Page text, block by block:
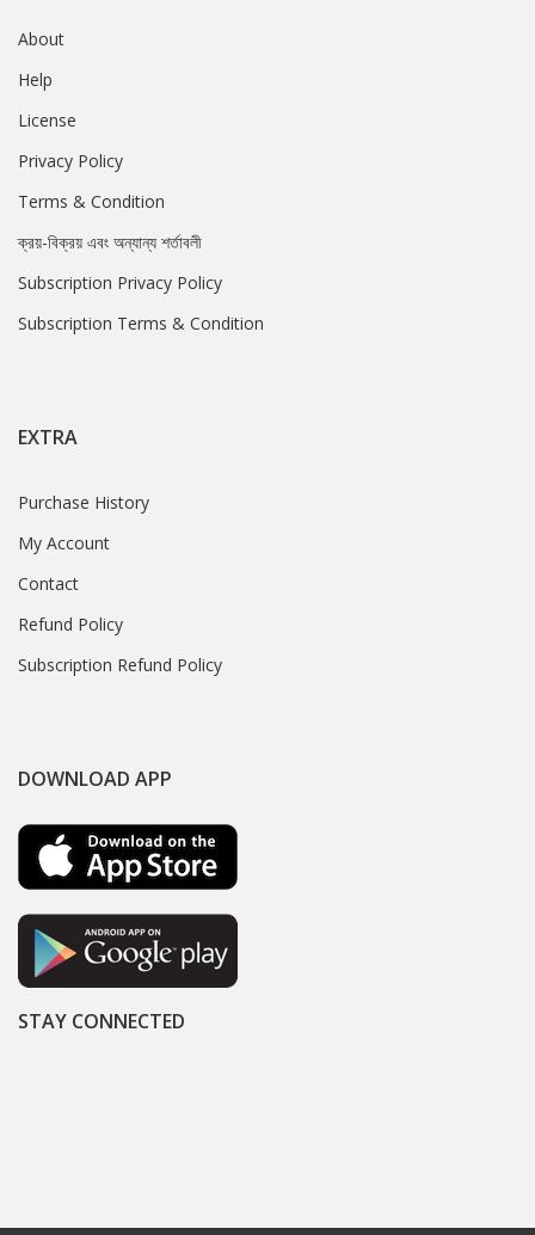
About
Help
License
Privacy Policy
Terms & Condition
ক্রয়-বিক্রয় এবং অন্যান্য শর্তাবলী
Subscription Privacy Policy
Subscription Terms & Condition
EXTRA
Purchase History
My Account
Contact
Refund Policy
Subscription Refund Policy
DOWNLOAD APP
STAY CONNECTED